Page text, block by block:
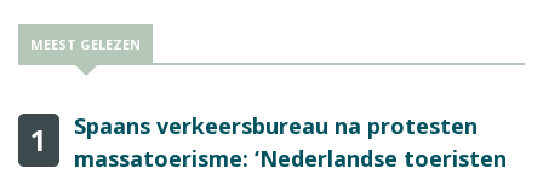
MEEST GELEZEN
1
Spaans verkeersbureau na protesten
massatoerisme: ‘Nederlandse toeristen